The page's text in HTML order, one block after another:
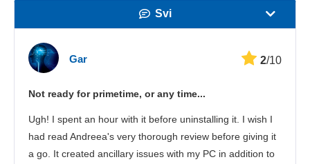
Svi
Sigurnost
Korisnička služba
Gar 2/10
Not ready for primetime, or any time...
Ugh! I spent an hour with it before uninstalling it. I wish I
had read Andreea's very thorough review before giving it
a go. It created ancillary issues with my PC in addition to